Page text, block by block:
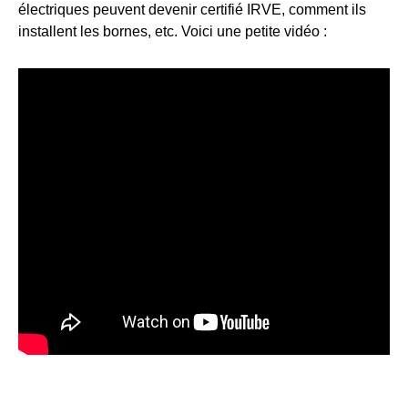
électriques peuvent devenir certifié IRVE, comment ils
installent les bornes, etc. Voici une petite vidéo :